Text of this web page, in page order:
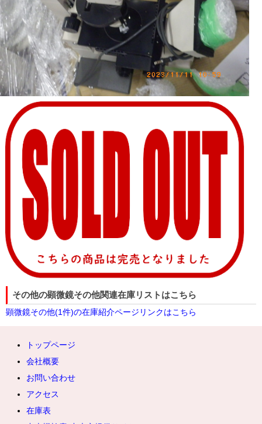
その他の顕微鏡その他関連在庫リストはこちら
顕微鏡その他(1件)の在庫紹介ページリンクはこちら
トップページ
会社概要
お問い合わせ
アクセス
在庫表